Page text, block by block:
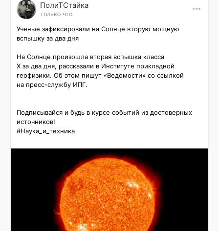
ПолиТСтайка
только что
Ученые зафиксировали на Солнце вторую мощную
вспышку за два дня
На Солнце произошла вторая вспышка класса
X за два дня, рассказали в Институте прикладной
геофизики. Об этом пишут «Ведомости» со ссылкой
на пресс-службу ИПГ.
Подписывайся и будь в курсе событий из достоверных
источников!
#Наука_и_техника